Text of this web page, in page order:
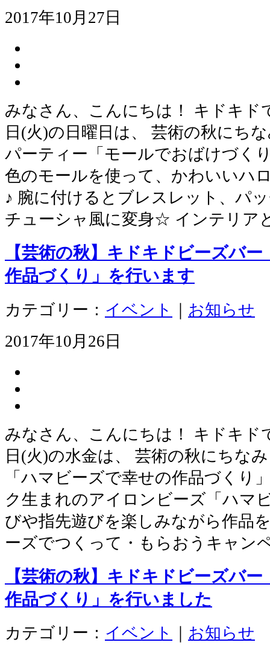
2017年10月27日
みなさん、こんにちは！ キドキド
日(火)の日曜日は、 芸術の秋にち
パーティー「モールでおばけづく
色のモールを使って、かわいいハ
♪ 腕に付けるとブレスレット、パ
チューシャ風に変身☆ インテリア
【芸術の秋】キドキドビーズバ
作品づくり」を行います
カテゴリー： イベント
お知らせ
2017年10月26日
みなさん、こんにちは！ キドキド
日(火)の水金は、 芸術の秋にちな
「ハマビーズで幸せの作品づくり
ク生まれのアイロンビーズ「ハマ
びや指先遊びを楽しみながら作品
ーズでつくって・もらおうキャン
【芸術の秋】キドキドビーズバ
作品づくり」を行いました
カテゴリー： イベント お知らせ